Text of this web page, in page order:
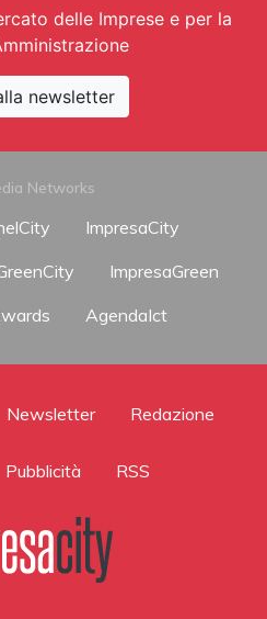
delle Imprese e per la
newsletter
Networks
ImpresaCity
ImpresaGreen
AgendaIct
Newsletter Redazione
Pubblicità RSS